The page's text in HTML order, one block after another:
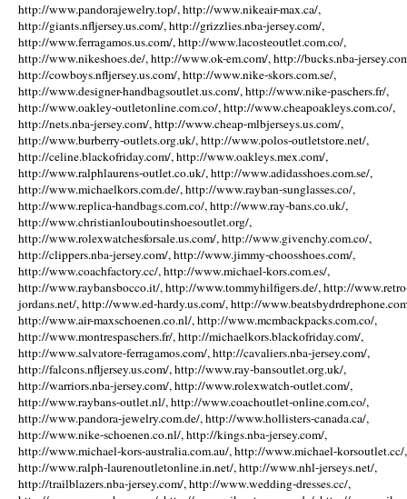
http://www.pandorajewelry.top/, http://www.nikeair-max.ca/,
http://giants.nfljersey.us.com/, http://grizzlies.nba-jersey.com/,
http://www.ferragamos.us.com/, http://www.lacosteoutlet.com.co/,
http://www.nikeshoes.de/, http://www.ok-em.com/, http://bucks.nba-
http://cowboys.nfljersey.us.com/, http://www.nike-skors.com.se/,
http://www.designer-handbagsoutlet.us.com/, http://www.nike-paschers.fr/,
http://www.oakley-outletonline.com.co/, http://www.cheapoakleys.com.co/,
http://nets.nba-jersey.com/, http://www.cheap-mlbjerseys.us.com/,
http://www.burberry-outlets.org.uk/, http://www.polos-outletstore.net/,
http://celine.blackofriday.com/, http://www.oakleys.mex.com/,
http://www.ralphlaurens-outlet.co.uk/, http://www.adidasshoes.com.se/,
http://www.michaelkors.com.de/, http://www.rayban-sunglasses.co/,
http://www.replica-handbags.com.co/, http://www.ray-bans.co.uk/,
http://www.christianlouboutinshoesoutlet.org/,
http://www.rolexwatchesforsale.us.com/, http://www.givenchy.com.co/,
http://clippers.nba-jersey.com/, http://www.jimmy-choosshoes.com/,
http://www.coachfactory.cc/, http://www.michael-kors.com.es/,
http://www.raybansbocco.it/, http://www.tommyhilfigers.de/, http://
jordans.net/, http://www.ed-hardy.us.com/, http://
http://www.air-maxschoenen.co.nl/, http://www.mcmbackpacks.com.co/,
http://www.montrespaschers.fr/, http://michaelkors.blackofriday.com/,
http://www.salvatore-ferragamos.com/, http://cavaliers.nba-jersey.com/,
http://falcons.nfljersey.us.com/, http://www.ray-bansoutlet.org.uk/,
http://warriors.nba-jersey.com/, http://www.rolexwatch-outlet.com/,
http://www.raybans-outlet.nl/, http://www.coachoutlet-online.com.co/,
http://www.pandora-jewelry.com.de/, http://www.hollisters-canada.ca/,
http://www.nike-schoenen.co.nl/, http://kings.nba-jersey.com/,
http://www.michael-kors-australia.com.au/, http://www.michael-korsoutlet.cc/,
http://www.ralph-laurenoutletonline.in.net/, http://www.nhl-jerseys.net/,
http://trailblazers.nba-jersey.com/, http://www.wedding-dresses.cc/,